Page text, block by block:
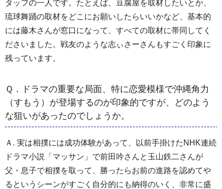
タッフの一人です。たとえば、豆腐屋を取材したいとか、
琉球舞踊の取材をどこにお願いしたらいいかなど、基本的
には藤木さんが窓口になって、すべての取材に帯同してく
ださいました。戦友のような志ぃさーさんもすごく印象に
残っています。
Ｑ．ドラマの重要な局面、特に恋愛模様で沖縄角力
（すもう）が登場するのが印象的ですが、どのよう
な狙いがあったのでしょうか。
Ａ. 実は相撲には成功体験があって、以前手掛けたNHK連続
ドラマ小説「マッサン」で前田吟さんと玉山鉄二さんが
父・息子で相撲を取って、勝ったらお前の進路を認めてや
るというシーンがすごく自分的にも納得のいく、非常に盛